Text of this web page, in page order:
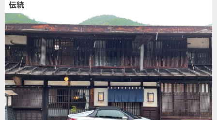
伝統